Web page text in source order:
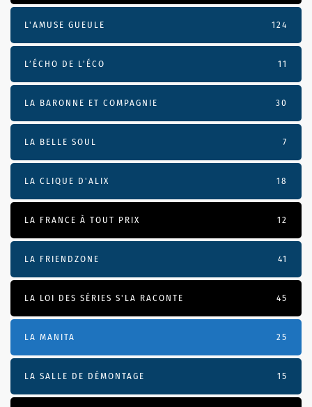
L'AMUSE GUEULE 124
L’ÉCHO DE L’ÉCO 11
LA BARONNE ET COMPAGNIE 30
LA BELLE SOUL 7
LA CLIQUE D'ALIX 18
LA FRANCE À TOUT PRIX 12
LA FRIENDZONE 41
LA LOI DES SÉRIES S'LA RACONTE 45
LA MANITA 25
LA SALLE DE DÉMONTAGE 15